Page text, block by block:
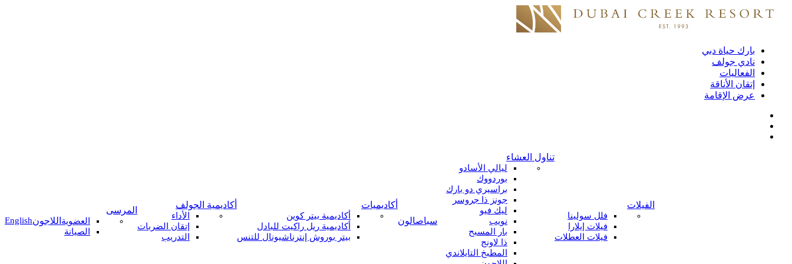
بارك حياة دبي
نادي جولف
الفعاليات
إتقان الأناقة
عرض الإقامة
الفيلات
فلل سولينا
فيلات إيلارا
فيلات العطلات
تناول العشاء
ليالي الأسادو
بوردووك
براسيري دو بارك
جونز ذا جروسر
ليك فيو
نويب
بار المسبح
ذا لاونج
المطبخ التايلاندي
سباصالون
أكاديميات
أكاديمية بيتر كوين
أكاديمية ريل راكيت للبادل
بيتر بوروش إنترناشيونال للتنس
أكاديمية الجولف
الأداء
إتقان الضربات
التدريب
المرسى
العضوية
الصيانة
اللاجونEnglish